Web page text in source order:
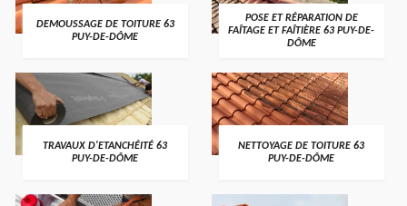
DEMOUSSAGE DE TOITURE 63
PUY-DE-DÔME
POSE ET RÉPARATION DE
FAÎTAGE ET FAÎTIÈRE 63 PUY-DE-
DÔME
TRAVAUX D'ETANCHÉITÉ 63
PUY-DE-DÔME
NETTOYAGE DE TOITURE 63
PUY-DE-DÔME